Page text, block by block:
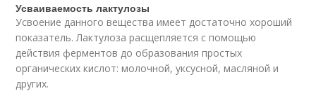
Усваиваемость лактулозы
Усвоение данного вещества имеет достаточно хороший
показатель. Лактулоза расщепляется с помощью
действия ферментов до образования простых
органических кислот: молочной, уксусной, масляной и
других.